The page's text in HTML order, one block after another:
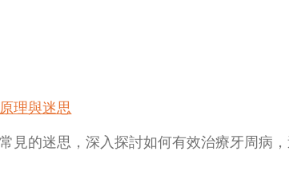
理與迷思
見的迷思，深入探討如何有效治療牙周病